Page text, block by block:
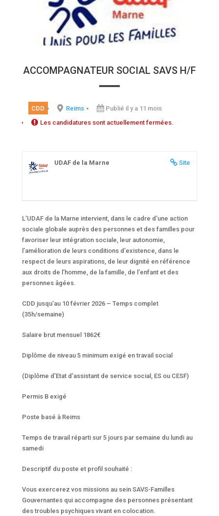
ACCOMPAGNATEUR SOCIAL SAVS H/F
CDD Reims
Publié il y a 11 mois
Les candidatures sont actuellement fermées.
Site
UDAF de la Marne
L’UDAF de la Marne intervient, dans le cadre d’une action
sociale globale auprès des personnes et des familles pour
favoriser leur intégration sociale, leur autonomie,
l’amélioration de leurs conditions d’existence, dans le
respect de leurs aspirations, de leur dignité en référence
aux droits de l’homme, de la famille, de l’enfant et des
personnes âgées.
CDD jusqu’au 10 février 2026 – Temps complet
(35h/semaine)
Salaire brut mensuel 1862€
Diplôme de niveau 5 minimum exigé en travail social
(Diplôme d’Etat d’assistant de service social, ES ou CESF)
Permis B exigé
Poste basé à Reims
Temps de travail réparti sur 5 jours par semaine du lundi au
samedi
Descriptif du poste et profil souhaité :
Vous exercerez vos missions au sein SAVS-Familles
Gouvernantes qui accompagne des personnes présentant
des troubles psychiques vivant en colocation.